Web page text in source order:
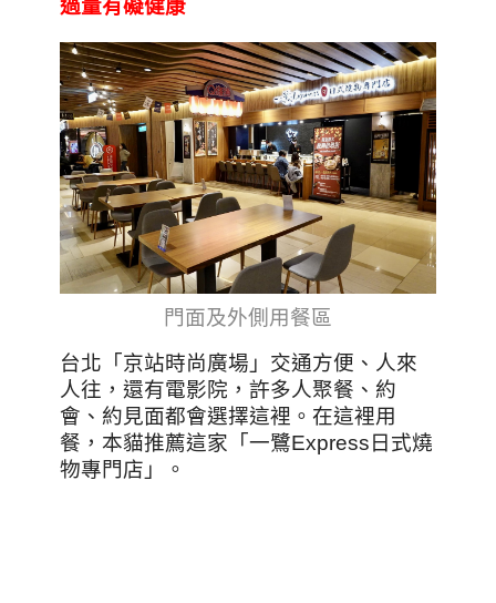
過量有礙健康
門面及外側用餐區
台北「京站時尚廣場」交通方便、人來
人往，還有電影院，許多人聚餐、約
會、約見面都會選擇這裡。在這裡用
餐，本貓推薦這家「一鷺Express日式燒
物專門店」。